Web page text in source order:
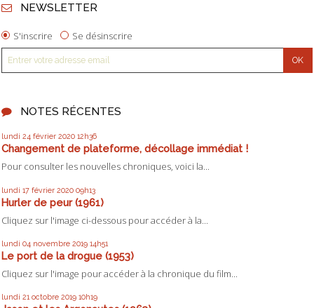
NEWSLETTER
S'inscrire Se désinscrire
NOTES RÉCENTES
lundi 24 février 2020 12h36
Changement de plateforme, décollage immédiat !
Pour consulter les nouvelles chroniques, voici la...
lundi 17 février 2020 09h13
Hurler de peur (1961)
Cliquez sur l'image ci-dessous pour accéder à la...
lundi 04 novembre 2019 14h51
Le port de la drogue (1953)
Cliquez sur l'image pour accéder à la chronique du film...
lundi 21 octobre 2019 10h19